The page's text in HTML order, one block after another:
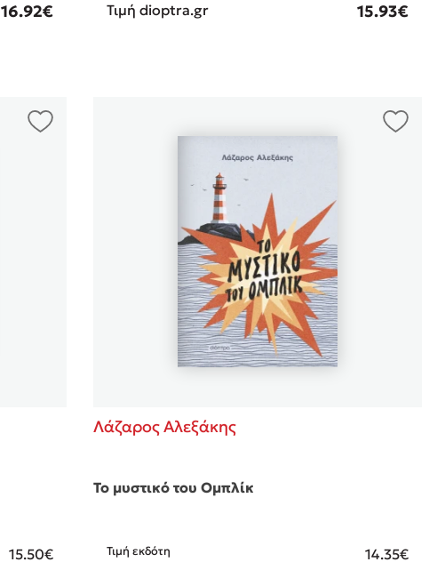
16.92€
Τιμή dioptra.gr
15.93€
15.50€
Λάζαρος Αλεξάκης
Το μυστικό του Ομπλίκ
Τιμή εκδότη
14.35€